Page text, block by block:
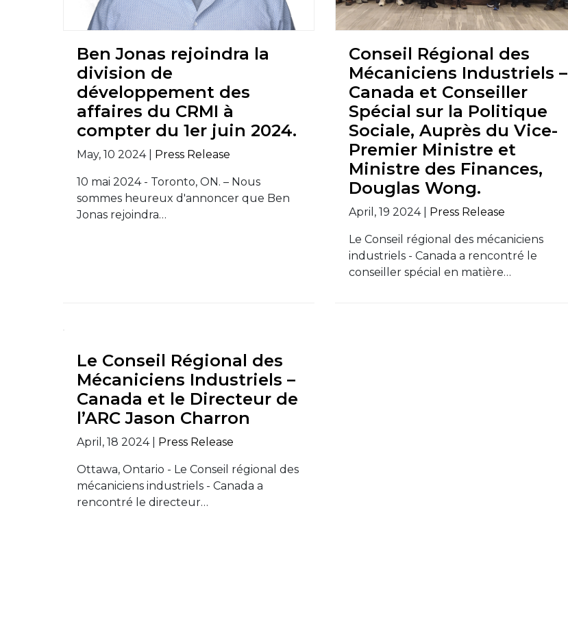
Ben Jonas rejoindra la
division de
développement des
affaires du CRMI à
compter du 1er juin 2024.
May, 10 2024 | Press Release
10 mai 2024 - Toronto, ON. – Nous
sommes heureux d'annoncer que Ben
Jonas rejoindra…
Conseil Régional des
Mécaniciens Industriels –
Canada et Conseiller
Spécial sur la Politique
Sociale, Auprès du Vice-
Premier Ministre et
Ministre des Finances,
Douglas Wong.
April, 19 2024 | Press Release
Le Conseil régional des mécaniciens
industriels - Canada a rencontré le
conseiller spécial en matière…
Le Conseil Régional des
Mécaniciens Industriels –
Canada et le Directeur de
l’ARC Jason Charron
April, 18 2024 | Press Release
Ottawa, Ontario - Le Conseil régional des
mécaniciens industriels - Canada a
rencontré le directeur…